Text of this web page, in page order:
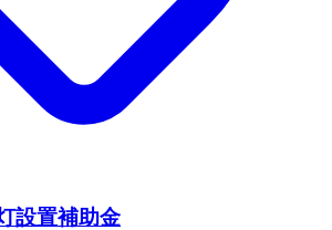
設置補助金